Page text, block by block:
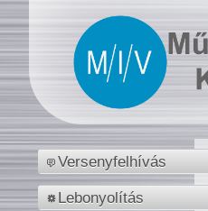
Versenyfelhívás
Lebonyolítás